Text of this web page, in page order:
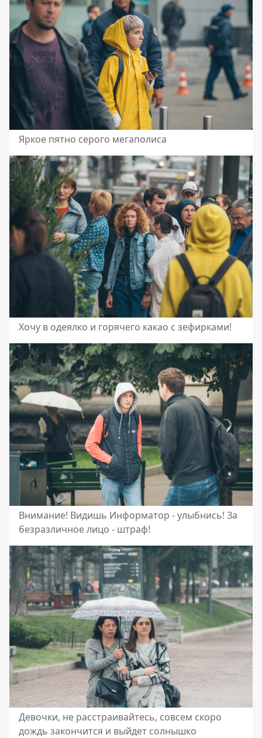
Яркое пятно серого мегаполиса
Хочу в одеялко и горячего какао с зефирками!
Внимание! Видишь Информатор - улыбнись! За
безразличное лицо - штраф!
Девочки, не расстраивайтесь, совсем скоро
дождь закончится и выйдет солнышко